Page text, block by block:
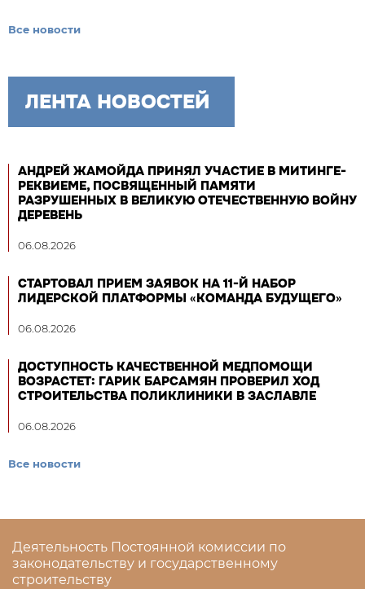
Все новости
ЛЕНТА НОВОСТЕЙ
АНДРЕЙ ЖАМОЙДА ПРИНЯЛ УЧАСТИЕ В МИТИНГЕ-
РЕКВИЕМЕ, ПОСВЯЩЕННЫЙ ПАМЯТИ
РАЗРУШЕННЫХ В ВЕЛИКУЮ ОТЕЧЕСТВЕННУЮ ВОЙНУ
ДЕРЕВЕНЬ
06.08.2026
СТАРТОВАЛ ПРИЕМ ЗАЯВОК НА 11-Й НАБОР
ЛИДЕРСКОЙ ПЛАТФОРМЫ «КОМАНДА БУДУЩЕГО»
06.08.2026
ДОСТУПНОСТЬ КАЧЕСТВЕННОЙ МЕДПОМОЩИ
ВОЗРАСТЕТ: ГАРИК БАРСАМЯН ПРОВЕРИЛ ХОД
СТРОИТЕЛЬСТВА ПОЛИКЛИНИКИ В ЗАСЛАВЛЕ
06.08.2026
Все новости
Деятельность Постоянной комиссии по
законодательству и государственному
строительству